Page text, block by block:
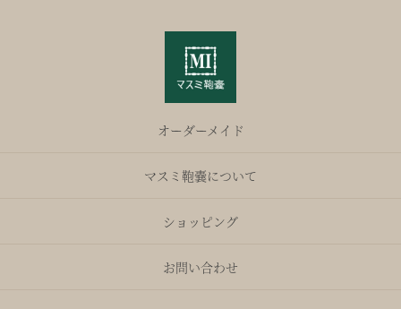
オーダーメイド
マスミ鞄嚢について
ショッピング
お問い合わせ